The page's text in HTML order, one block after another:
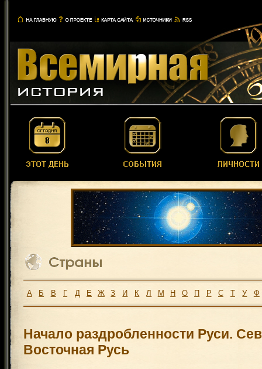
А Б В Г Д Е Ж З И К Л М Н О П Р С Т У Ф
Начало раздробленности Руси.
Восточная Русь